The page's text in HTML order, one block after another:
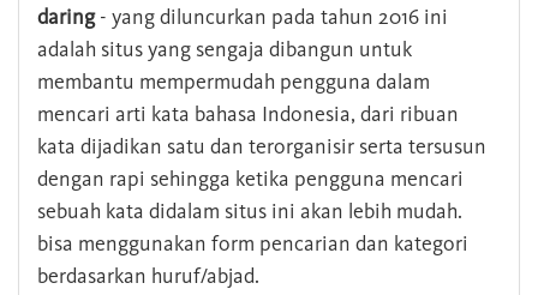
daring- yang diluncurkan pada tahun 2016 ini
adalah situs yang sengaja dibangun untuk
membantu mempermudah pengguna dalam
mencari arti kata bahasa Indonesia, dari ribuan
kata dijadikan satu dan terorganisir serta tersusun
dengan rapi sehingga ketika pengguna mencari
sebuah kata didalam situs ini akan lebih mudah.
bisa menggunakan form pencarian dan kategori
berdasarkan huruf/abjad.